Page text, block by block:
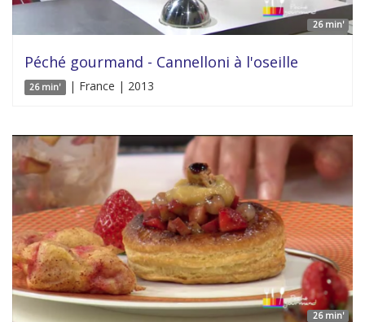
26 min'
Péché gourmand - Cannelloni à l'oseille
26 min' | France | 2013
26 min'